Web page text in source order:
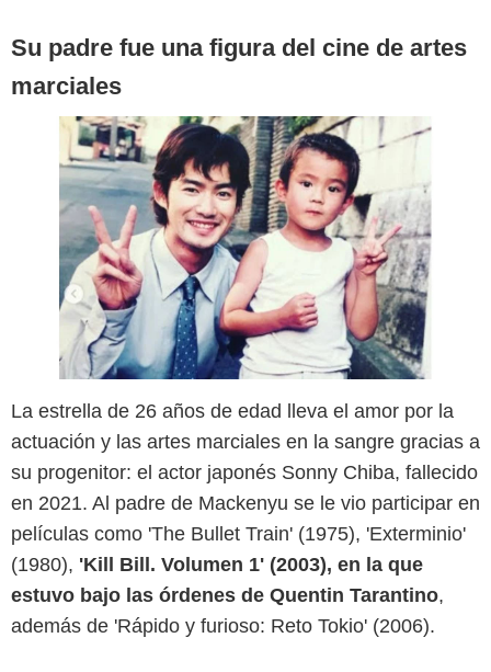
Su padre fue una figura del cine de artes
marciales
La estrella de 26 años de edad lleva el amor por la
actuación y las artes marciales en la sangre gracias a
su progenitor: el actor japonés Sonny Chiba, fallecido
en 2021. Al padre de Mackenyu se le vio participar en
películas como 'The Bullet Train' (1975), 'Exterminio'
(1980), 'Kill Bill. Volumen 1' (2003), en la que
estuvo bajo las órdenes de Quentin Tarantino,
además de 'Rápido y furioso: Reto Tokio' (2006).
YouTube